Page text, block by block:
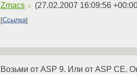
Zmacs ☆ (27.02.2007 16:09:56
Ссылка
Возьми от ASP 9. Или от ASP CE.